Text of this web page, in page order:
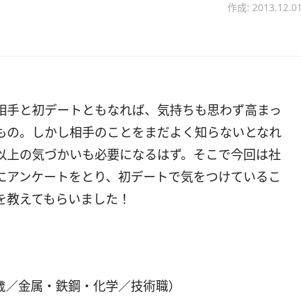
作成: 2013.12.01
手と初デートともなれば、気持ちも思わず高まっ
の。しかし相手のことをまだよく知らないとなれ
上の気づかいも必要になるはず。そこで今回は社
アンケートをとり、初デートで気をつけているこ
教えてもらいました！
金属・鉄鋼・化学／技術職）